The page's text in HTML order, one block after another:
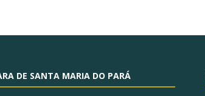
DE SANTA MARIA DO PARÁ